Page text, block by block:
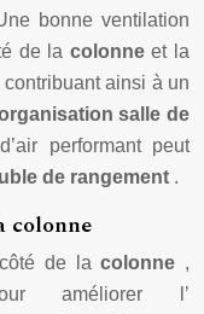
bonne ventilation
de la colonneet la
contribuant ainsi à un
salle de
performant peut
de rangement .
colonne
de lacolonne ,
améliorer l’